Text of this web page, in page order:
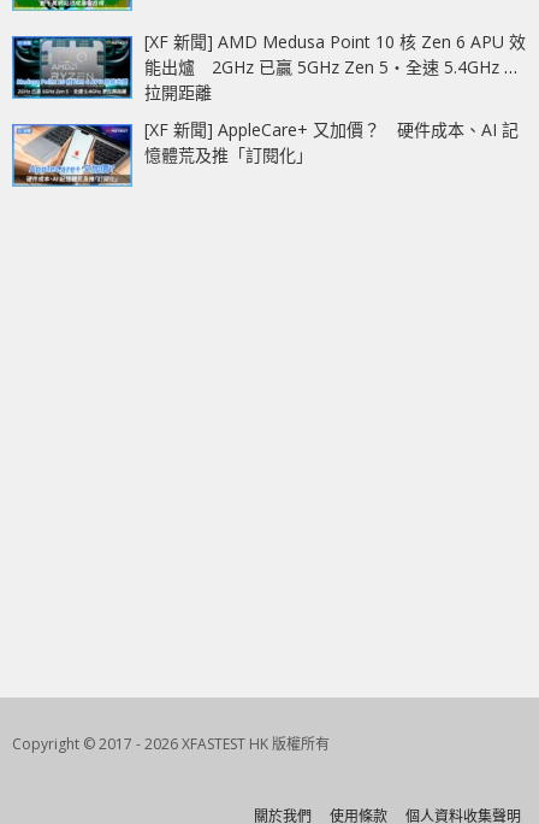
[XF 新聞] AMD Medusa Point 10 核 Zen 6 APU 效
能出爐 2GHz 已贏 5GHz Zen 5‧全速 5.4GHz 更
拉開距離
[XF 新聞] AppleCare+ 又加價？ 硬件成本、AI 記
憶體荒及推「訂閱化」
Copyright © 2017 - 2026 XFASTEST HK 版權所有
關於我們 使用條款 個人資料收集聲明